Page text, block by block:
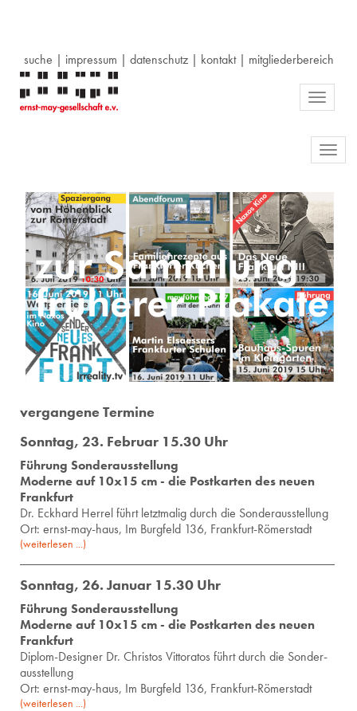
suche | impressum | datenschutz| kontakt| mitgliederbereich
Toggle
vergangene Termine
Sonntag, 23. Februar 15.30 Uhr
Führung Sonderausstellung
Moderne auf 10x15 cm - die Postkarten des neuen
Frankfurt
Dr. Eck­hard Her­rel führt letzt­ma­lig durch die Son­der­aus­stel­lung
Ort: ernst-may-haus, Im Burgfeld 136, Frankfurt-Römerstadt
(weiterlesen ...)
Sonntag, 26. Januar 15.30 Uhr
Führung Sonderausstellung
Moderne auf 10x15 cm - die Postkarten des neuen
Frankfurt
Di­plom-De­si­gner Dr. Chris­tos Vit­to­ra­tos führt durch die Son­der­
aus­stel­lung
Ort: ernst-may-haus, Im Burgfeld 136, Frankfurt-Römerstadt
(weiterlesen ...)